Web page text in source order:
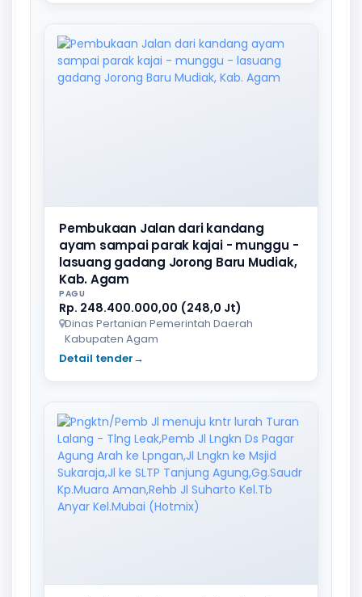
Pembukaan Jalan dari kandang
ayam sampai parak kajai - munggu -
lasuang gadang Jorong Baru Mudiak,
Kab. Agam
PAGU
Rp. 248.400.000,00 (248,0 Jt)
Dinas Pertanian Pemerintah Daerah
Kabupaten Agam
Detail tender→